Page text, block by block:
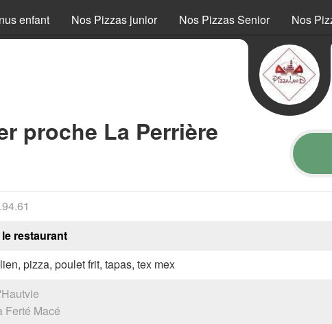
enfant Nos Pizzas junior Nos Pizzas Senior Nos
proche La Perrière
restaurant
pizza, poulet frit, tapas, tex mex
Ferté Macé